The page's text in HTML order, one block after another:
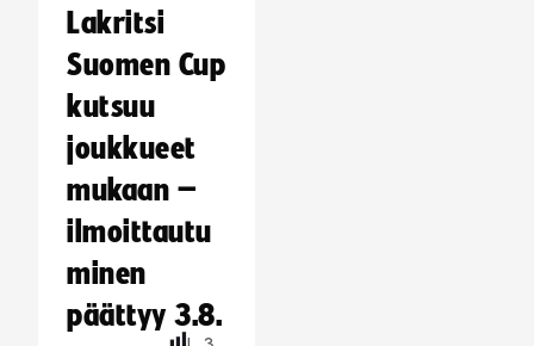
Lakritsi
Suomen Cup
kutsuu
joukkueet
mukaan –
ilmoittautu
minen
päättyy 3.8.